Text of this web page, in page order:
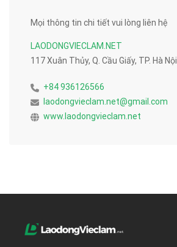
Mọi thông tin chi tiết vui lòng liên hệ
LAODONGVIECLAM.NET
117 Xuân Thủy, Q. Cầu Giấy, TP. Hà Nội
+84 936126566
laodongvieclam.net@gmail.com
www.laodongvieclam.net